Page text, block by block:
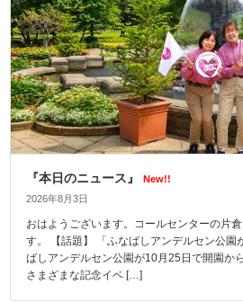
『本日のニュース』
New!!
2026年8月3日
おはようございます。コールセンターの片
す。 【話題】 「ふなばしアンデルセン公園
ばしアンデルセン公園が10月25日で開園か
さまざまな記念イベ […]